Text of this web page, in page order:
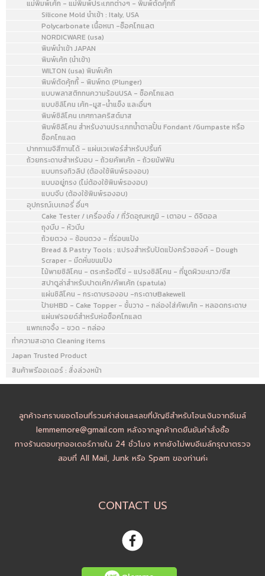
แม่พิมพ์เค้ก - แม่พิมพ์ประเภทต่างๆ - พิมพ์ตัดคุ้กกี้
Silicone Mold นำเข้า : Italy, USA
Polycarbonate เนื้อหนา -ช็อคโกแลต
NORDICWARE (usa)
พิมพ์นำเข้า JAPAN
พิมพ์เค้ก (นำเข้า)
WILTON (usa) พิมพ์เค้ก
พิมพ์ตัดคุ้กกี้ - พิมพ์กด (Plunger)
แบบพลาสติกทนความร้อนUSA - ช็อคโกแลต
แบบซิลิโคน เค้ก-มูส-น้ำแข็ง และอื่นๆ
พิมพ์ซิลิโคน เทศกาลคริสต์มาส
พิมพ์ซิลิโคน สำหรับงานประเภทน้ำตาลปั้น Fondant /Gumpaste หรือ
ช็อคโกแลต
ปากกาเมจิสีทานได้ - แผ่นเวเฟอร์สำหรับปริ้นท์
ถ้วยกระดาษสำหรับอบ - ถ้วยคัพเค้ก - ถ้วยมัฟฟิน
แบบทรงทิวลิป (ต้องใช้พิมพ์รองอบ)
แบบอยู่ทรง (ไม่ต้องใช้พิมพ์รองอบ)
แบบจีบ (ต้องใช้พิมพ์รองอบ)
อุปกรณ์เบเกอรี่ อื่นๆ
Cake Tester / เครื่องชั่ง / ที่วัดอุณหภูมิ - เตาอบ - ดิจิตอล
ถุงบีบ - หัวบีบ
ถ้วยตวง - ช้อนตวง - ที่ร่อนแป้ง
Bread & Pastry Tools : แปรงสำหรับปัดแป้งครัวซองค์ - Dough
Scraper - มีดหั่นขนมปัง
ไม้พายซิลิโคน - ตระกร้อตีไข่ - แปรงซิลิโคน - ที่ขูดผิวมะนาว/ชีส
สปาตูล่าสำหรับปาดเค้ก/คัพเค้ก (spatula)
แผ่นซิลิโคน - กระดาษรองอบ -กระดาษBakewell
ป้ายHBD - Cake Topper - ชั้นวาง - กล่องใส่คัพเค้ก - หลอดกระดาษ
แผ่นฟรอยด์สำหรับห่อช็อคโกแลต
แพกเกจจิ้ง - ขวด - กล่อง
ทำความสะอาด Cleaning items
Japan Trusted Product
สินค้าพรีออเดอร์ : สั่งล่วงหน้า
ลูกค้าจะทราบยอดโอนที่รวมค่าส่งและเลขที่บัญชีสำหรับโอนเงินจากอีเมล์
lemmemore@gmail.com หลังจากลูกค้ากดยืนยันคำสั่งซื้อ
ทางร้านตอบทุกออเดอร์ภายใน 24 ชั่วโมง หากยังไม่พบอีเมล์กรุณาตรวจ
สอบที่ All Mail, Junk หรือ Spam ของท่านค่ะ
CONTACT US